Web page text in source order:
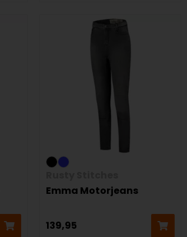
Emma Motorjeans
139,95